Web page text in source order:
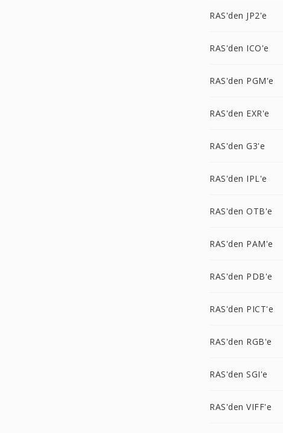
RAS'den JP2'e
RAS'den ICO'e
RAS'den PGM'e
RAS'den EXR'e
RAS'den G3'e
RAS'den IPL'e
RAS'den OTB'e
RAS'den PAM'e
RAS'den PDB'e
RAS'den PICT'e
RAS'den RGB'e
RAS'den SGI'e
RAS'den VIFF'e